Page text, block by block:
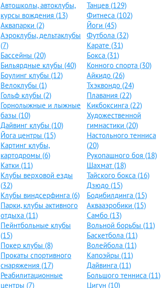
Автошколы, автоклубы,
курсы вождения (13)
Аквапарки (2)
Аэроклубы, дельтаклубы
(7)
Бассейны (20)
Бильярдные клубы (40)
Боулинг клубы (12)
Велоклубы (1)
Гольф клубы (2)
Горнолыжные и лыжные
базы (10)
Дайвинг клубы (10)
Йога центры (15)
Картинг клубы,
картодромы (6)
Катки (11)
Клубы верховой езды
(32)
Клубы виндсерфинга (6)
Парки, клубы активного
отдыха (11)
Пейнтбольные клубы
(15)
Покер клубы (8)
Прокаты спортивного
снаряжения (17)
Реабилитационные
центры (7)
Танцев (129)
Фитнеса (102)
Йоги (45)
Футбола (32)
Карате (31)
Бокса (31)
Конного спорта (30)
Айкидо (26)
Тхэквондо (24)
Плавания (22)
Кикбоксинга (22)
Художественной
гимнастики (20)
Настольного тенниса
(20)
Рукопашного боя (18)
Шахмат (18)
Тайского бокса (16)
Дзюдо (15)
Бодибилдинга (15)
Аквааэробики (15)
Самбо (13)
Вольной борьбы (11)
Баскетбола (11)
Волейбола (11)
Капоэйры (11)
Дайвинга (11)
Большого тенниса (11)
Цигун (10)